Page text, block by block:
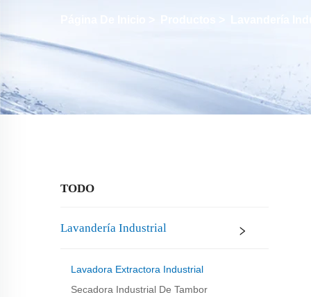
TODO
Lavandería Industrial
Lavadora Extractora Industrial
Secadora Industrial De Tambor